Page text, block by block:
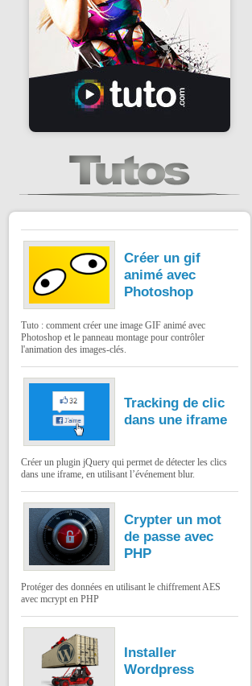
Créer un gif
animé avec
Photoshop
Tuto : comment créer une image GIF animé avec
Photoshop et le panneau montage pour contrôler
l'animation des images-clés.
Tracking de clic
dans une iframe
Créer un plugin jQuery qui permet de détecter les clics
dans une iframe, en utilisant l’événement blur.
Crypter un mot
de passe avec
PHP
Protéger des données en utilisant le chiffrement AES
avec mcrypt en PHP
Installer
Wordpress